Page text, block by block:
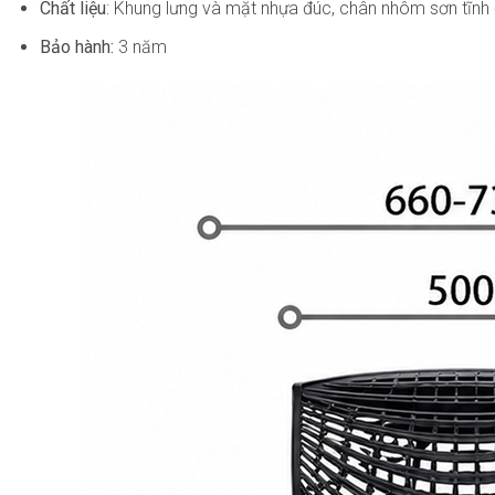
Chất liệu: Khung lưng và mặt nhựa đúc, chân nhôm sơn tĩnh
Bảo hành: 3 năm